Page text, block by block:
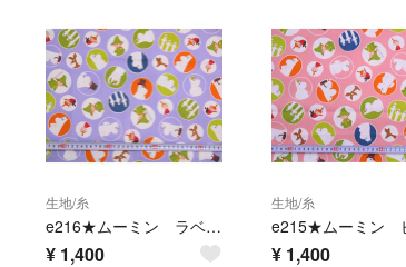
生地/糸
e216★ムーミン ラベンダー オックス生地★
¥ 1,400
生地/糸
¥ 1,400